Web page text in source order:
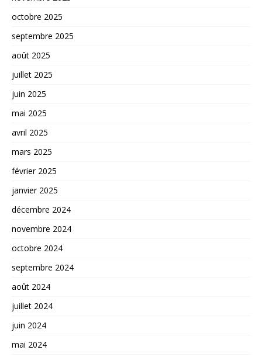
octobre 2025
septembre 2025
août 2025
juillet 2025
juin 2025
mai 2025
avril 2025
mars 2025
février 2025
janvier 2025
décembre 2024
novembre 2024
octobre 2024
septembre 2024
août 2024
juillet 2024
juin 2024
mai 2024